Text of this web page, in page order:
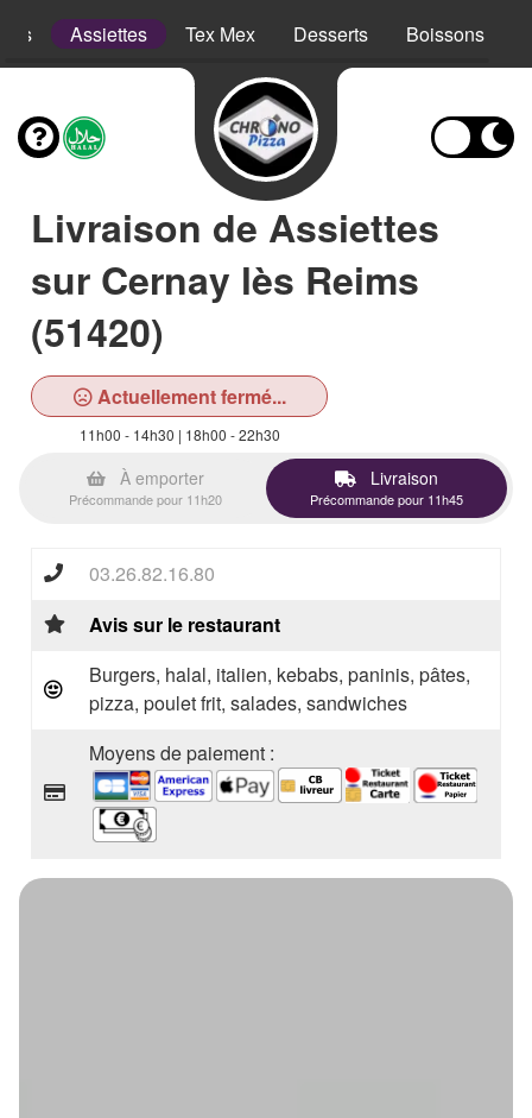
Assiettes Tex Mex Desserts Boissons
Livraison de Assiettes
sur Cernay lès Reims
(51420)
Actuellement fermé...
11h00 - 14h30 | 18h00 - 22h30
À emporter
Précommande pour 11h20
Livraison
Précommande pour 11h45
03.26.82.16.80
Avis sur le restaurant
Burgers, halal, italien, kebabs, paninis, pâtes,
pizza, poulet frit, salades, sandwiches
Moyens de paiement :